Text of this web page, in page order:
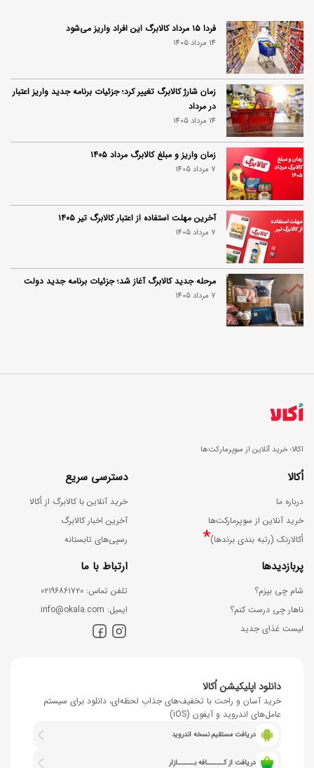
فردا ۱۵ مرداد کالابرگ این افراد واریز می‌شود
14 مرداد 1405
زمان شارژ کالابرگ تغییر کرد؛ جزئیات برنامه جدید واریز اعتبار
در مرداد
14 مرداد 1405
زمان واریز و مبلغ کالابرگ مرداد ۱۴۰۵
7 مرداد 1405
آخرین مهلت استفاده از اعتبار کالابرگ تیر ۱۴۰۵
7 مرداد 1405
مرحله جدید کالابرگ آغاز شد؛ جزئیات برنامه جدید دولت
7 مرداد 1405
اکالا؛ خرید آنلاین از سوپرمارکت‌ها
اُکالا
درباره ما
خرید آنلاین از سوپرمارکت‌ها
اُکالارنک (رتبه بندی برندها)*
دسترسی سریع
خرید آنلاین با کالابرگ از اُکالا
آخرین اخبار کالابرگ
رسپی‌های تابستانه
پربازدیدها
شام چی بپزم؟
ناهار چی درست کنم؟
لیست غذای جدید
ارتباط با ما
ﺗﻠﻔﻦ ﺗﻤﺎس: ۰۲۱۹۶۸۶۱۷۲۰
اﯾﻤﯿﻞ: info@okala.com
دانلود اپلیکیشن اُکالا
خرید آسان و راحت با تخفیف‌های جذابِ لحظه‌ای، دانلود برای سیستم
عامل‌های اندروید و آیفون (iOS)
دریافت مستقیم نسخه اندروید
دریافت از کــــــافه بــــــازار